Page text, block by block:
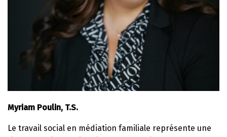
Myriam Poulin, T.S.
Le travail social en médiation familiale représente une